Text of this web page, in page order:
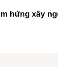
hứng xây